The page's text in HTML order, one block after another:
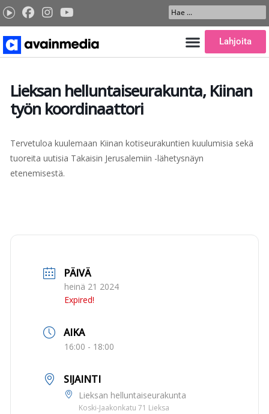
Siirry
sisältöön
Search
...
Lahjoita
Lieksan helluntaiseurakunta, Kiinan
työn koordinaattori
Tervetuloa kuulemaan Kiinan kotiseurakuntien kuulumisia sekä
tuoreita uutisia Takaisin Jerusalemiin -lähetysnäyn
etenemisestä.
PÄIVÄ
heinä 21 2024
Expired!
AIKA
16:00 - 18:00
SIJAINTI
Lieksan helluntaiseurakunta
Koski-Jaakonkatu 71 Lieksa